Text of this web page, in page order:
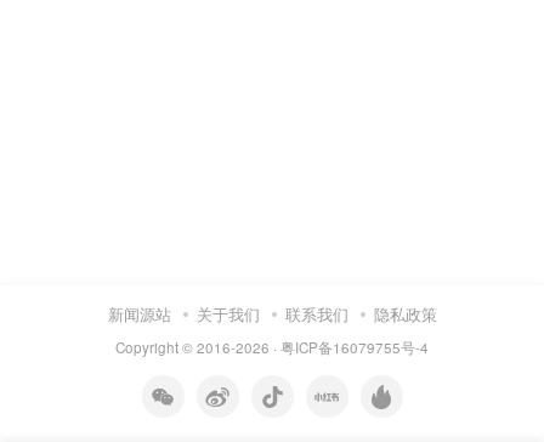
新闻源站 关于我们 联系我们 隐私政策
Copyright © 2016-2026 · 粤ICP备16079755号-4